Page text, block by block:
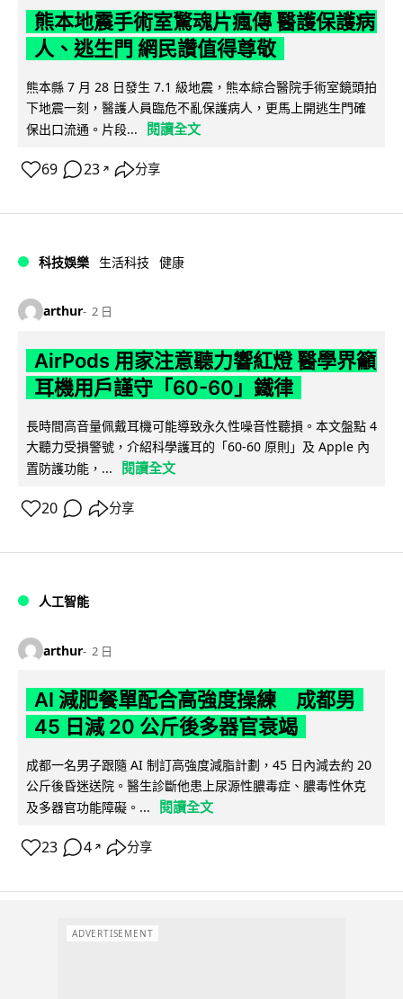
熊本地震手術室驚魂片瘋傳 醫護保護病
人、逃生門 網民讚值得尊敬
熊本縣 7 月 28 日發生 7.1 級地震，熊本綜合醫院手術室鏡頭拍
下地震一刻，醫護人員臨危不亂保護病人，更馬上開逃生門確
保出口流通。片段...
閱讀全文
69 23 ↗ 分享
科技娛樂 生活科技 健康
arthur 2 日
AirPods 用家注意聽力響紅燈 醫學界籲
耳機用戶謹守「60-60」鐵律
長時間高音量佩戴耳機可能導致永久性噪音性聽損。本文盤點 4
大聽力受損警號，介紹科學護耳的「60-60 原則」及 Apple 內
置防護功能，...
閱讀全文
20 分享
人工智能
arthur 2 日
AI 減肥餐單配合高強度操練 成都男
45 日減 20 公斤後多器官衰竭
成都一名男子跟隨 AI 制訂高強度減脂計劃，45 日內減去約 20
公斤後昏迷送院。醫生診斷他患上尿源性膿毒症、膿毒性休克
及多器官功能障礙。...
閱讀全文
23 4 ↗ 分享
ADVERTISEMENT